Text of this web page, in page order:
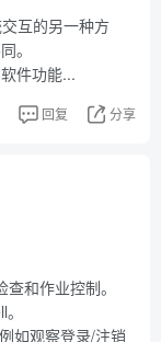
互的另一种方
。
件功能...
回复 分享
和作业控制。
如观察登录/注销